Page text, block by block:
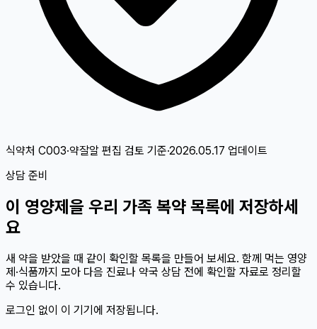
식약처 C003·약잘알 편집 검토 기준·2026.05.17 업데이트
상담 준비
이 영양제 을 우리 가족 복약 목록에 저장하세
요
새 약을 받았을 때 같이 확인할 목록을 만들어 보세요. 함께 먹는 영양
제·식품까지 모아 다음 진료나 약국 상담 전에 확인할 자료로 정리할
수 있습니다.
로그인 없이 이 기기에 저장됩니다.